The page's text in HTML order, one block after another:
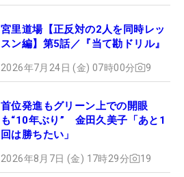
宮里道場【正反対の2人を同時レッ
スン編】第5話／『当て勘ドリル』
2026年7月24日 (金) 07時00分 9
首位発進もグリーン上での開眼
も“10年ぶり” 金田久美子「あと1
回は勝ちたい」
2026年8月7日 (金) 17時29分 19